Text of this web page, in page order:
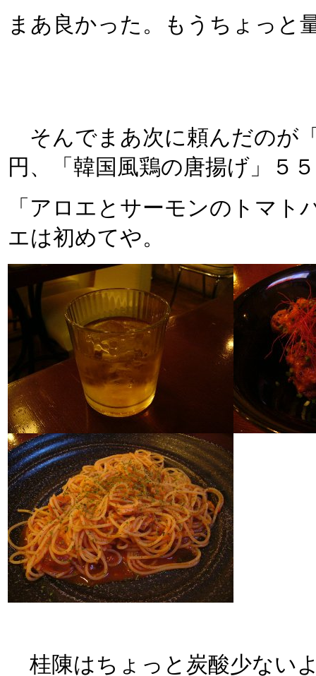
まあ良かった。もうちょっと
そんでまあ次に頼んだのが
円、「韓国風鶏の唐揚げ」５
「アロエとサーモンのトマ
エは初めてや。
桂陳はちょっと炭酸少ない